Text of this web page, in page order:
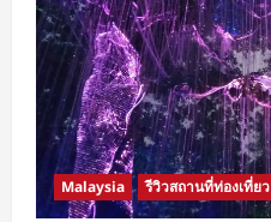
Malaysia รีวิวสถานที่ท่องเที่ยว